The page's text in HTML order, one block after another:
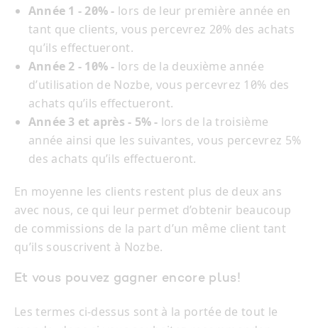
Année 1 - 20% - lors de leur première année en
tant que clients, vous percevrez 20% des achats
qu’ils effectueront.
Année 2 - 10% - lors de la deuxième année
d’utilisation de Nozbe, vous percevrez 10% des
achats qu’ils effectueront.
Année 3 et après - 5% - lors de la troisième
année ainsi que les suivantes, vous percevrez 5%
des achats qu’ils effectueront.
En moyenne les clients restent plus de deux ans
avec nous, ce qui leur permet d’obtenir beaucoup
de commissions de la part d’un même client tant
qu’ils souscrivent à Nozbe.
Et vous pouvez gagner encore plus!
Les termes ci-dessus sont à la portée de tout le